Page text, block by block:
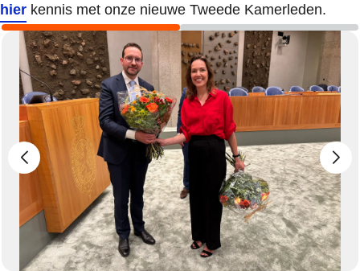
hier kennis met onze nieuwe Tweede Kamerleden.